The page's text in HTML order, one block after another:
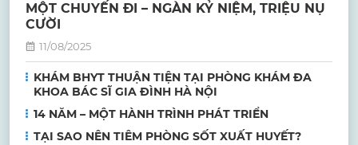
MỘT CHUYẾN ĐI – NGÀN KỶ NIỆM, TRIỆU NỤ
CƯỜI
11/08/2025
KHÁM BHYT THUẬN TIỆN TẠI PHÒNG KHÁM ĐA
KHOA BÁC SĨ GIA ĐÌNH HÀ NỘI
14 NĂM – MỘT HÀNH TRÌNH PHÁT TRIỂN
TẠI SAO NÊN TIÊM PHÒNG SỐT XUẤT HUYẾT?